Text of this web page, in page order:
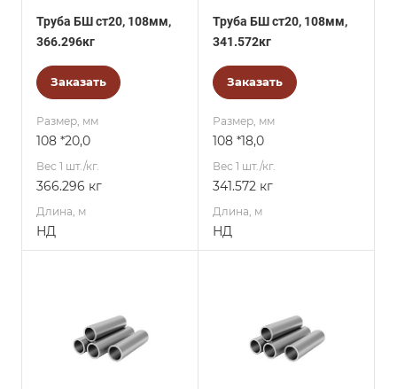
Труба БШ ст20, 108мм,
366.296кг
Заказать
Размер, мм
108 *20,0
Вес 1 шт./кг.
366.296 кг
Длина, м
НД
Труба БШ ст20, 108мм,
341.572кг
Заказать
Размер, мм
108 *18,0
Вес 1 шт./кг.
341.572 кг
Длина, м
НД